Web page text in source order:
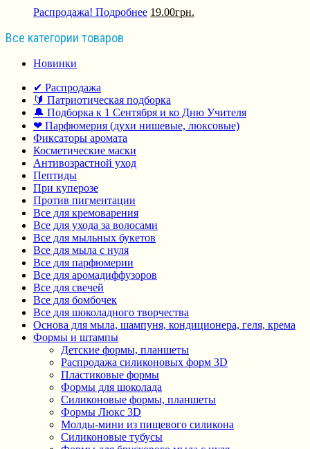
Распродажа! Подробнее 19.00грн.
Все категории товаров
Новинки
✔ Распродажа
🔰 Патриотическая подборка
🔔 Подборка к 1 Сентября и ко Дню Учителя
❤ Парфюмерия (духи нишевые, люксовые)
Фиксаторы аромата
Косметические маски
Антивозрастной уход
Пептиды
При куперозе
Против пигментации
Все для кремоварения
Все для ухода за волосами
Все для мыльных букетов
Все для мыла с нуля
Все для парфюмерии
Все для аромадиффузоров
Все для свечей
Все для бомбочек
Все для шоколадного творчества
Основа для мыла, шампуня, кондиционера, геля, крема
Формы и штампы
Детские формы, планшеты
Распродажа силиконовых форм 3D
Пластиковые формы
Формы для шоколада
Силиконовые формы, планшеты
Формы Люкс 3D
Молды-мини из пищевого силикона
Силиконовые тубусы